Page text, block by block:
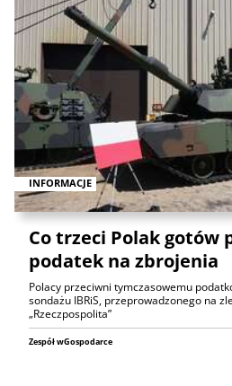
INFORMACJE
Co trzeci Polak gotów
podatek na zbrojenia
Polacy przeciwni tymczasowemu
sondażu IBRiS, przeprowadzonego na
„Rzeczpospolita”
Zespół wGospodarce